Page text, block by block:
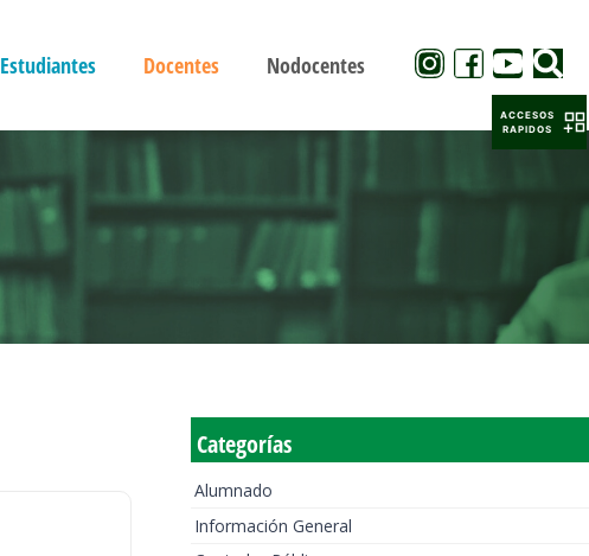
Estudiantes Docentes Nodocentes
Categorías
Alumnado
Información General
ACCESOS
RAPIDOS